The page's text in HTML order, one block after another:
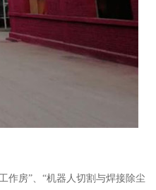
作房”、“机器人切割与焊接除尘